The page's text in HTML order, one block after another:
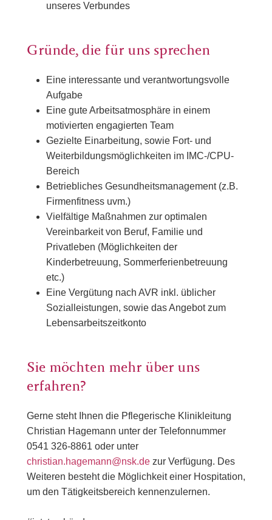
unseres Verbundes
Gründe, die für uns sprechen
Eine interessante und verantwortungsvolle
Aufgabe
Eine gute Arbeitsatmosphäre in einem
motivierten engagierten Team
Gezielte Einarbeitung, sowie Fort- und
Weiterbildungsmöglichkeiten im IMC-/CPU-
Bereich
Betriebliches Gesundheitsmanagement (z.B.
Firmenfitness uvm.)
Vielfältige Maßnahmen zur optimalen
Vereinbarkeit von Beruf, Familie und
Privatleben (Möglichkeiten der
Kinderbetreuung, Sommerferienbetreuung
etc.)
Eine Vergütung nach AVR inkl. üblicher
Sozialleistungen, sowie das Angebot zum
Lebensarbeitszeitkonto
Sie möchten mehr über uns
erfahren?
Gerne steht Ihnen die Pflegerische Klinikleitung
Christian Hagemann unter der Telefonnummer
0541 326-8861 oder unter
christian.hagemann@nsk.de zur Verfügung. Des
Weiteren besteht die Möglichkeit einer Hospitation,
um den Tätigkeitsbereich kennenzulernen.